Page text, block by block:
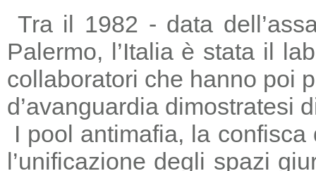
Tra il 1982 - data
Palermo, l’Italia è stata il
collaboratori che hanno poi
d’avanguardia dimostratesi
I pool antimafia, la
l’unificazione degli spazi